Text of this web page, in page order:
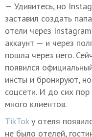
— Удивитесь, но
заставил создать
отели через
аккаунт — и через
пошла через него.
появился
инсты и бронируют,
соцсети. И до сих
много клиентов.
TikTokу отеля
не было отелей,